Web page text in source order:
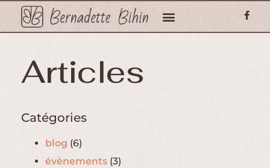
Articles
Catégories
blog (6)
évènements (3)